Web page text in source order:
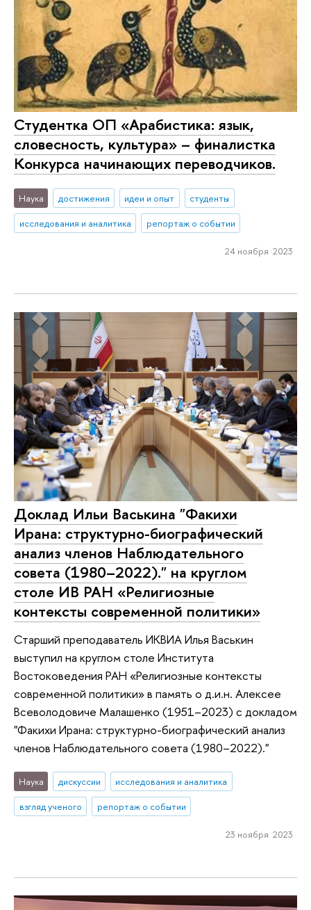
Студентка ОП «Арабистика: язык,
словесность, культура» – финалистка
Конкурса начинающих переводчиков.
Наука достижения идеи и опыт
студенты
исследования и аналитика
репортаж о событии
24 ноября 2023
Доклад Ильи Васькина "Факихи
Ирана: структурно-биографический
анализ членов Наблюдательного
совета (1980–2022)." на круглом
столе ИВ РАН «Религиозные
контексты современной политики»
Старший преподаватель ИКВИА Илья Васькин
выступил на круглом столе Института
Востоковедения РАН «Религиозные контексты
современной политики» в память о д.и.н. Алексее
Всеволодовиче Малашенко (1951–2023) с докладом
"Факихи Ирана: структурно-биографический анализ
членов Наблюдательного совета (1980–2022)."
Наука дискуссии
исследования и аналитика
взгляд ученого
репортаж о событии
23 ноября 2023